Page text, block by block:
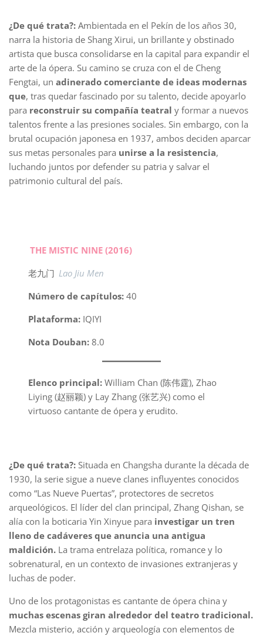
¿De qué trata?: Ambientada en el Pekín de los años 30,
narra la historia de Shang Xirui, un brillante y obstinado
artista que busca consolidarse en la capital para expandir el
arte de la ópera. Su camino se cruza con el de Cheng
Fengtai, un adinerado comerciante de ideas modernas
que, tras quedar fascinado por su talento, decide apoyarlo
para reconstruir su compañía teatral y formar a nuevos
talentos frente a las presiones sociales. Sin embargo, con la
brutal ocupación japonesa en 1937, ambos deciden aparcar
sus metas personales para unirse a la resistencia,
luchando juntos por defender su patria y salvar el
patrimonio cultural del país.
THE MISTIC NINE (2016)
老九门 Lao Jiu Men
Número de capítulos: 40
Plataforma: IQIYI
Nota Douban: 8.0
Elenco principal: William Chan (陈伟霆), Zhao
Liying (赵丽颖) y Lay Zhang (张艺兴) como el
virtuoso cantante de ópera y erudito.
¿De qué trata?: Situada en Changsha durante la década de
1930, la serie sigue a nueve clanes influyentes conocidos
como “Las Nueve Puertas”, protectores de secretos
arqueológicos. El líder del clan principal, Zhang Qishan, se
alía con la boticaria Yin Xinyue para investigar un tren
lleno de cadáveres que anuncia una antigua
maldición. La trama entrelaza política, romance y lo
sobrenatural, en un contexto de invasiones extranjeras y
luchas de poder.
Uno de los protagonistas es cantante de ópera china y
muchas escenas giran alrededor del teatro tradicional.
Mezcla misterio, acción y arqueología con elementos de